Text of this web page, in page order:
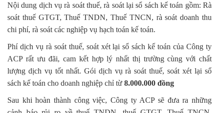
Nội dung dịch vụ rà soát thuế, rà soát lại sổ sách kế toán gồm: Rà
soát thuế GTGT, Thuế TNDN, Thuế TNCN, rà soát doanh thu
chi phí, rà soát các nghiệp vụ hạch toán kế toán.
Phí dịch vụ rà soát thuế, soát xét lại sổ sách kế toán của Công ty
ACP rất ưu đãi, cam kết hợp lý nhất thị trường cùng với chất
lượng dịch vụ tốt nhất. Gói dịch vụ rà soát thuế, soát xét lại sổ
sách kế toán cho doanh nghiệp chỉ từ 8.000.000 đồng
Sau khi hoàn thành công việc, Công ty ACP sẽ đưa ra những